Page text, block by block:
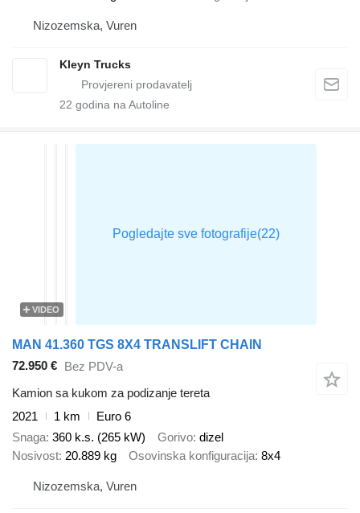
Nizozemska, Vuren
Kleyn Trucks
22 godina na Autoline
VIDEO
MAN 41.360 TGS 8X4 TRANSLIFT CHAIN
72.950 € Bez PDV-a
Kamion sa kukom za podizanje tereta
2021
1 km
Euro 6
Snaga 360 k.s. (265 kW) Gorivo dizel
Nosivost 20.889 kg Osovinska konfiguracija 8x4
Nizozemska, Vuren